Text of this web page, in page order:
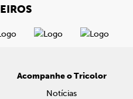
Acompanhe o Tricolor
Notícias